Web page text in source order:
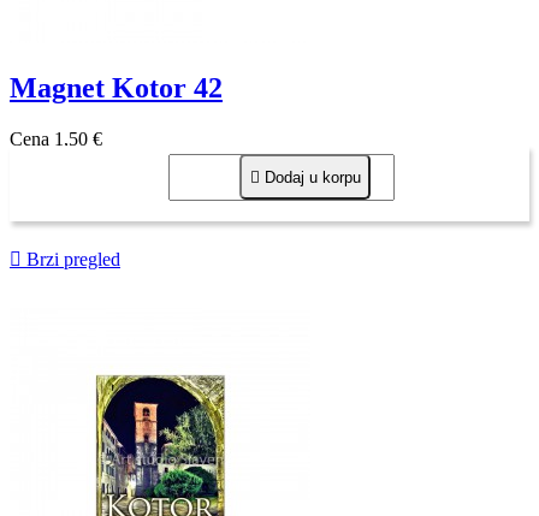
Magnet Kotor 42
Cena 1,50 €
 Dodaj u korpu
 Brzi pregled